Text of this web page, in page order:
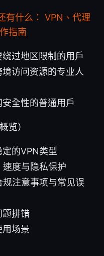
有什么： VPN、代理
指南
过地区限制的用户
访问资源的专业人
全性的普通用户
览）
的VPN类型
度与隐私保护
注意事项与常见误
题排错
场景